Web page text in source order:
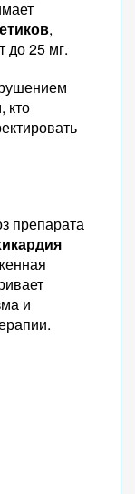
,
до 25 мг.
кто
препарата
и